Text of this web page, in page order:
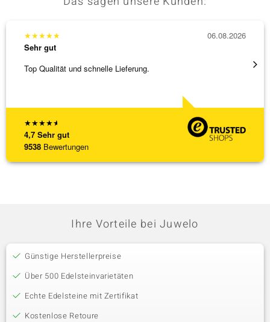
★★★★★
4,7 Sehr gut
9538 Bewertungen
★★★★★
Sehr gut
Top Qualität und schnelle Lieferung.
06.08.2026
Ihre Vorteile bei Juwelo
Günstige Herstellerpreise
Über 500 Edelsteinvarietäten
Echte Edelsteine mit Zertifikat
Kostenlose Retoure